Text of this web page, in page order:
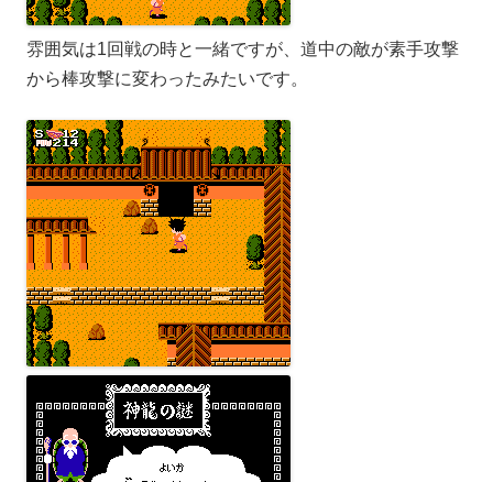
雰囲気は1回戦の時と一緒ですが、道中の敵が素手攻撃
から棒攻撃に変わったみたいです。